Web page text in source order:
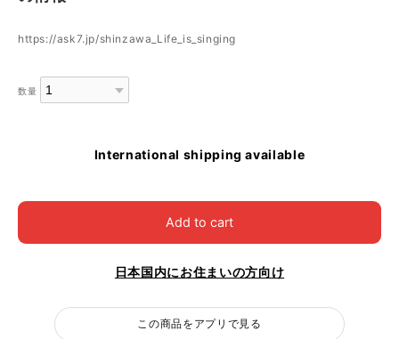
https://ask7.jp/shinzawa_Life_is_singing
数量
International shipping available
Add to cart
日本国内にお住まいの方向け
この商品をアプリで見る